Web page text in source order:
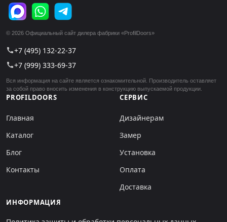
© 2026 Официальный сайт дилера фабрики «ProfilDoors»
call+7 (495) 132-22-37
call+7 (999) 333-69-37
Вся информация на сайте является ознакомительной. Производитель оставляет
за собой право вносить изменения в конструкцию выпускаемой продукции.
PROFILDOORS
Главная
Каталог
Блог
Контакты
СЕРВИС
Дизайнерам
Замер
Установка
Оплата
Доставка
ИНФОРМАЦИЯ